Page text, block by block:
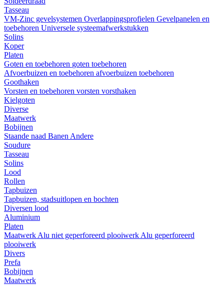
Tasseau
VM-Zinc gevelsystemen Overlappingsprofielen Gevelpanelen en
toebehoren Universele systeemafwerkstukken
Solins
Koper
Platen
Goten en toebehoren goten toebehoren
Afvoerbuizen en toebehoren afvoerbuizen toebehoren
Goothaken
Vorsten en toebehoren vorsten vorsthaken
Kielgoten
Diverse
Maatwerk
Bobijnen
Staande naad Banen Andere
Soudure
Tasseau
Solins
Lood
Rollen
Tapbuizen
Tapbuizen, stadsuitlopen en bochten
Diversen lood
Aluminium
Platen
Maatwerk Alu niet geperforeerd plooiwerk Alu geperforeerd
plooiwerk
Divers
Prefa
Bobijnen
Maatwerk